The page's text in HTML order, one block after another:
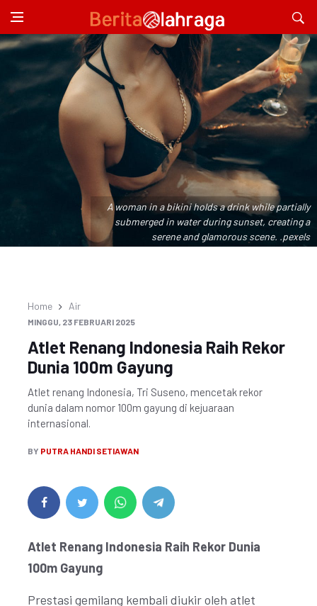
A woman in a bikini holds a drink while partially
submerged in water during sunset, creating a
serene and glamorous scene. .pexels
Home Air
MINGGU, 23 FEBRUARI 2025
Atlet Renang Indonesia Raih Rekor
Dunia 100m Gayung
Atlet renang Indonesia, Tri Suseno, mencetak rekor
dunia dalam nomor 100m gayung di kejuaraan
internasional.
BY PUTRA HANDI SETIAWAN
Atlet Renang Indonesia Raih Rekor Dunia
100m Gayung
Prestasi gemilang kembali diukir oleh atlet